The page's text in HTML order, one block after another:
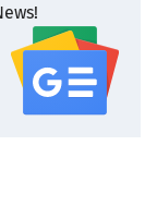
serwisu